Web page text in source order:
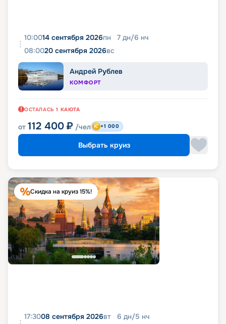
10:0014 сентября 2026пн 7 дн/6 нч
08:0020 сентября 2026вс
Андрей Рублев
КОМФОРТ
ОСТАЛАСЬ 1 КАЮТА
от 112 400 ₽ /чел +1 000
Выбрать круиз
Скидка на круиз 15%!
17:3008 сентября 2026вт 6 дн/5 нч